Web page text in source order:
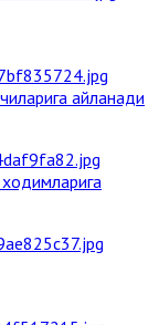
айланади